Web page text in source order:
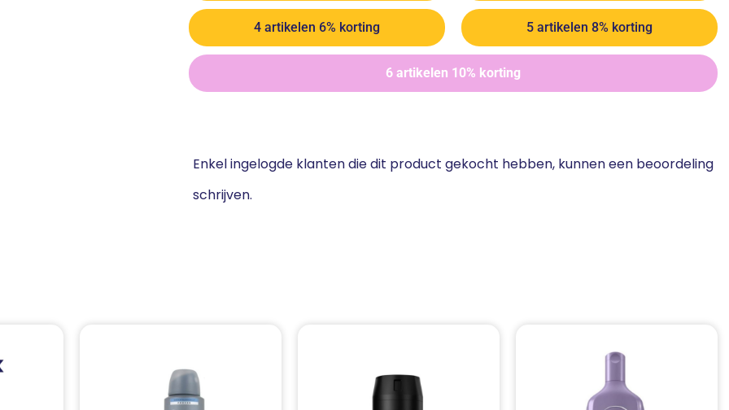
4 artikelen 6% korting 5 artikelen 8% korting
6 artikelen 10% korting
Enkel ingelogde klanten die dit product gekocht hebben, kunnen een beoordeling
schrijven.